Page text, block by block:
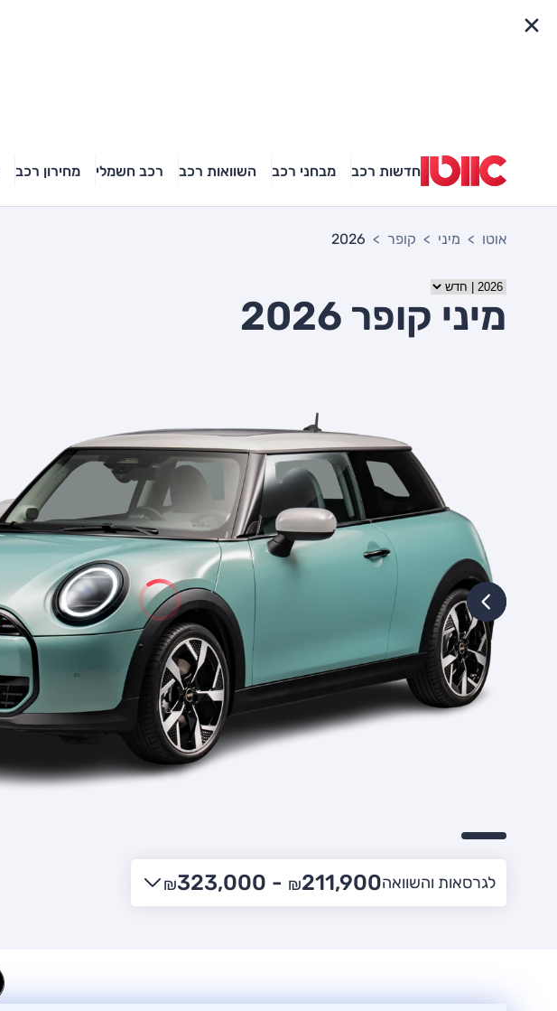
חדשות רכב מבחני רכב השוואות רכב רכב חשמלי מחירון רכב
אוטו מיני קופר 2026
מיני קופר 2026
לגרסאות והשוואה ₪211,900 -
₪323,000